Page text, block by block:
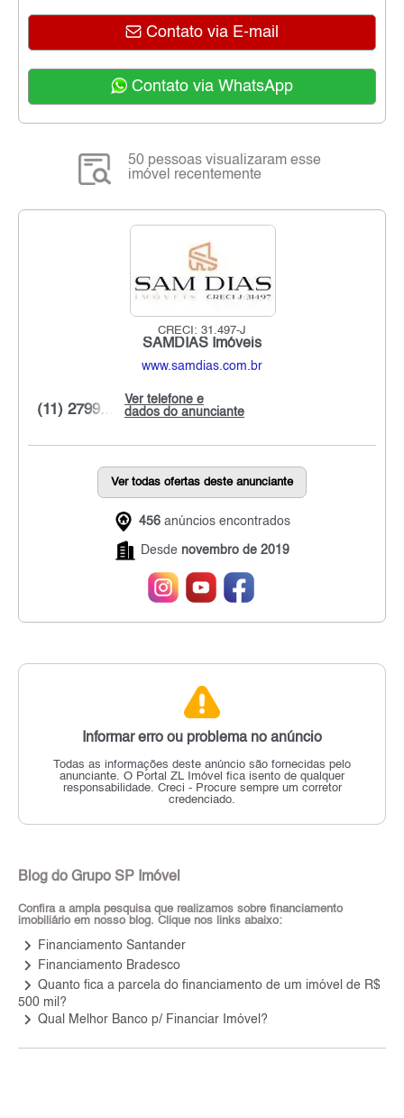
Contato via E-mail
Contato via WhatsApp
50 pessoas visualizaram esse
imóvel recentemente
CRECI: 31.497-J
SAMDIAS Imóveis
www.samdias.com.br
Ver telefone e
dados do anunciante
(11) 2799...
Ver todas ofertas deste anunciante
456 anúncios encontrados
Desde novembro de 2019
Informar erro ou problema no anúncio
Todas as informações deste anúncio são fornecidas pelo
anunciante. O Portal ZL Imóvel fica isento de qualquer
responsabilidade. Creci - Procure sempre um corretor
credenciado.
Blog do Grupo SP Imóvel
Confira a ampla pesquisa que realizamos sobre financiamento
imobiliário em nosso blog. Clique nos links abaixo:
keyboard_arrow_right Financiamento Santander
keyboard_arrow_right Financiamento Bradesco
keyboard_arrow_right Quanto fica a parcela do financiamento de um imóvel de R$
500 mil?
keyboard_arrow_right Qual Melhor Banco p/ Financiar Imóvel?